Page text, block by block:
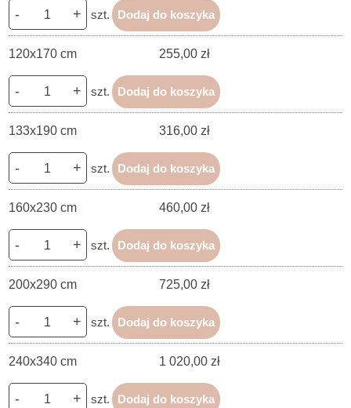
- + szt. Dodaj do koszyka
120x170 cm 255,00 zł
- + szt. Dodaj do koszyka
133x190 cm 316,00 zł
- + szt. Dodaj do koszyka
160x230 cm 460,00 zł
- + szt. Dodaj do koszyka
200x290 cm 725,00 zł
- + szt. Dodaj do koszyka
240x340 cm 1 020,00 zł
- + szt. Dodaj do koszyka